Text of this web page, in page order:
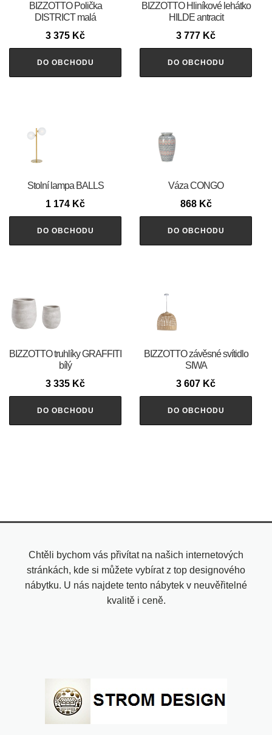
BIZZOTTO Polička
DISTRICT malá
3 375 Kč
DO OBCHODU
BIZZOTTO Hliníkové lehátko
HILDE antracit
3 777 Kč
DO OBCHODU
Stolní lampa BALLS
1 174 Kč
DO OBCHODU
Váza CONGO
868 Kč
DO OBCHODU
BIZZOTTO truhlíky GRAFFITI
bílý
3 335 Kč
DO OBCHODU
BIZZOTTO závěsné svítidlo
SIWA
3 607 Kč
DO OBCHODU
Chtěli bychom vás přivítat na našich internetových
stránkách, kde si můžete vybírat z top designového
nábytku. U nás najdete tento nábytek v neuvěřitelné
kvalitě i ceně.